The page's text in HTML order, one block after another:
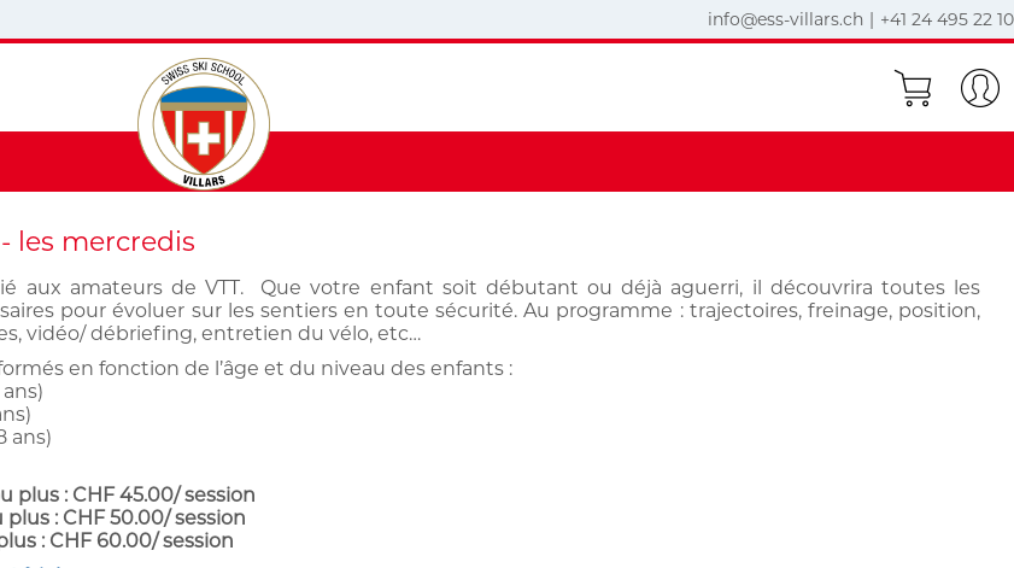
info@ess-villars.ch | +41 24 495 22 10
les mercredis
aux amateurs de VTT. Que votre enfant soit débutant ou déjà aguerri, il découvrira toutes les
pour évoluer sur les sentiers en toute sécurité. Au programme : trajectoires, freinage, position,
vidéo/ débriefing, entretien du vélo, etc…
en fonction de l’âge et du niveau des enfants :
ans)
plus : CHF 45.00/ session
plus : CHF 50.00/ session
: CHF 60.00/ session